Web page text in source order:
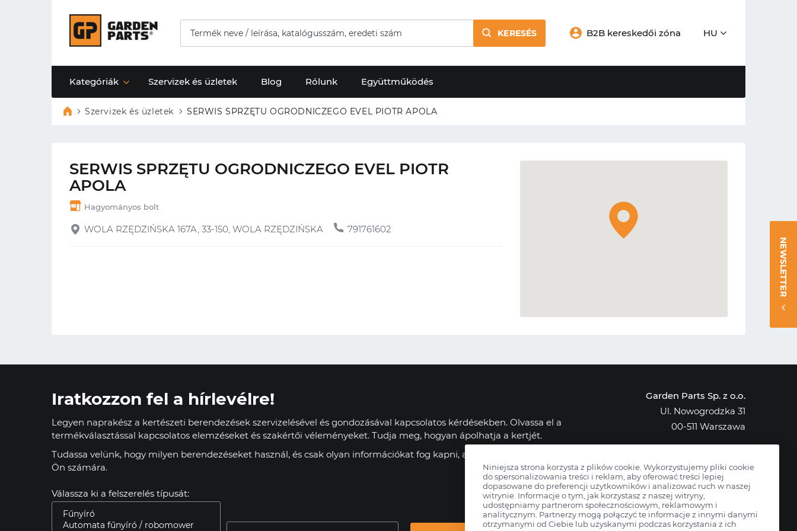
KERESÉS B2B kereskedői zóna HU
Kategóriák Szervizek és üzletek Blog Rólunk Együttműködés
Szervizek és üzletek SERWIS SPRZĘTU OGRODNICZEGO EVEL PIOTR APOLA
SERWIS SPRZĘTU OGRODNICZEGO EVEL PIOTR
APOLA
Hagyományos bolt
WOLA RZĘDZIŃSKA 167A, 33-150, WOLA RZĘDZIŃSKA 791761602
NEWSLETTER
Iratkozzon fel a hírlevélre!
Legyen naprakész a kertészeti berendezések szervizelésével és gondozásával kapcsolatos kérdésekben. Olvassa el a
termékválasztással kapcsolatos elemzéseket és szakértői véleményeket. Tudja meg, hogyan ápolhatja a kertjét.
Tudassa velünk, hogy milyen berendezéseket használ, és csak olyan információkat fog kapni, amelyek hasznosak az
Ön számára.
Válassza ki a felszerelés típusát:
Garden Parts Sp. z o.o.
Ul. Nowogrodzka 31
00-511 Warszawa
NIP: 701-034-91-62
KRS: 0000431421
Niniejsza strona korzysta z plików cookie. Wykorzystujemy pliki cookie
do spersonalizowania treści i reklam, aby oferować treści lepiej
dopasowane do preferencji użytkowników i analizować ruch w naszej
witrynie. Informacje o tym, jak korzystasz z naszej witryny,
udostępniamy partnerom społecznościowym, reklamowym i
analitycznym. Partnerzy mogą połączyć te informacje z innymi danymi
otrzymanymi od Ciebie lub uzyskanymi podczas korzystania z ich